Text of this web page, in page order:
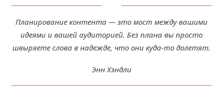
Планирование контента — это мост между вашими
идеями и вашей аудиторией. Без плана вы просто
швыряете слова в надежде, что они куда-то долетят.
Энн Хэндли